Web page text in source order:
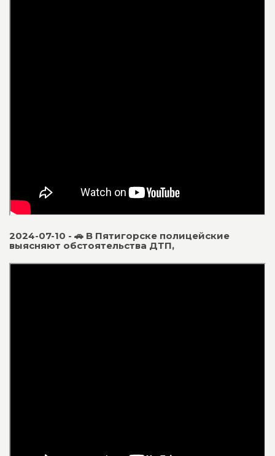
2024-07-10 - 🚗 В Пятигорске полицейские
выясняют обстоятельства ДТП,